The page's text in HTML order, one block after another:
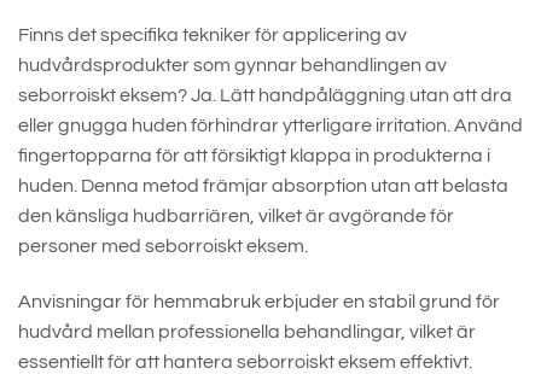
Finns det specifika tekniker för applicering av
hudvårdsprodukter som gynnar behandlingen av
seborroiskt eksem? Ja. Lätt handpåläggning utan att dra
eller gnugga huden förhindrar ytterligare irritation. Använd
fingertopparna för att försiktigt klappa in produkterna i
huden. Denna metod främjar absorption utan att belasta
den känsliga hudbarriären, vilket är avgörande för
personer med seborroiskt eksem.
Anvisningar för hemmabruk erbjuder en stabil grund för
hudvård mellan professionella behandlingar, vilket är
essentiellt för att hantera seborroiskt eksem effektivt.